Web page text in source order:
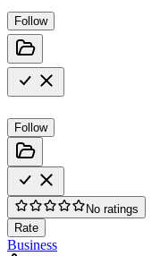
Follow
Follow
No ratings
Rate
Business